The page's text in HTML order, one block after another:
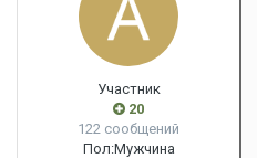
Участник
20
122 сообщений
Пол:Мужчина